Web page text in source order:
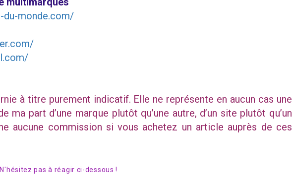
du-monde.com/
à titre purement indicatif. Elle ne représente en aucun cas une
ma part d’une marque plutôt qu’une autre, d’un site plutôt qu’un
aucune commission si vous achetez un article auprès de ces
pas à réagir ci-dessous !